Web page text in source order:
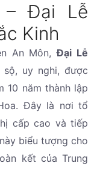
– Đại Lễ
Kinh
An Môn,Đại Lễ
uy nghi, được
10 năm thành lập
Đây là nơi tổ
cấp cao và tiếp
biểu tượng cho
kết của Trung